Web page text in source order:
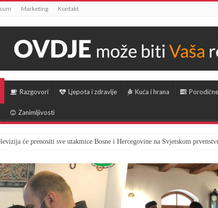
Marketing Kontakt
Razgovori Ljepota i zdravlje Kuća i hrana
Zanimljivosti
će prenositi sve utakmice Bosne i Hercegovine na Svjetskom